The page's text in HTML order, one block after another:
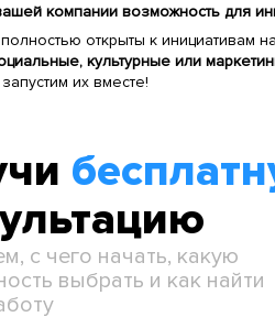
компании возможность для
открыты к инициативам
культурные или
их вместе!
с чего начать, какую
выбрать и как найти